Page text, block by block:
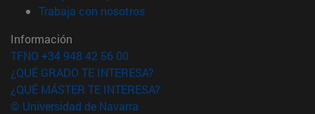
Trabaja con nosotros(abre en nueva ventana)
Información
TFNO +34 948 42 56 00
¿QUÉ GRADO TE INTERESA?
¿QUÉ MÁSTER TE INTERESA?
© Universidad de Navarra